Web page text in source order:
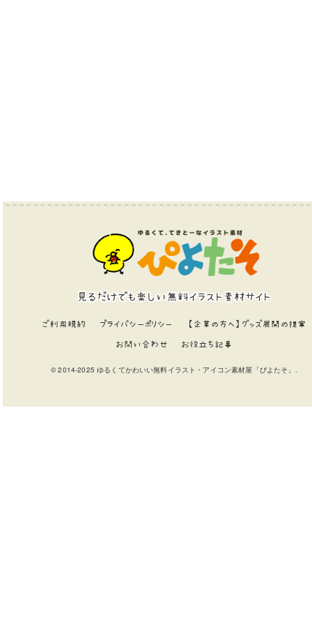
見るだけでも楽しい無料イラスト素材サイト
ご利用規約 プライバシーポリシー 【企業の方へ】グッズ展開の提案
お問い合わせ お役立ち記事
© 2014-2025 ゆるくてかわいい無料イラスト・アイコン素材屋「ぴよたそ」.